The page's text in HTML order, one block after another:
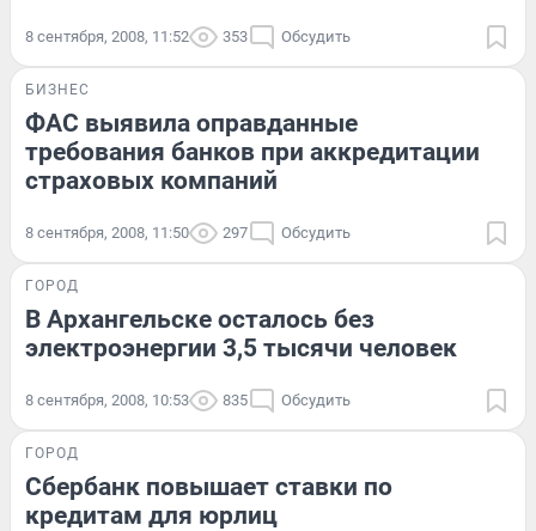
8 сентября, 2008, 11:52 353 Обсудить
БИЗНЕС
ФАС выявила оправданные
требования банков при аккредитации
страховых компаний
8 сентября, 2008, 11:50 297 Обсудить
ГОРОД
В Архангельске осталось без
электроэнергии 3,5 тысячи человек
8 сентября, 2008, 10:53 835 Обсудить
ГОРОД
Сбербанк повышает ставки по
кредитам для юрлиц